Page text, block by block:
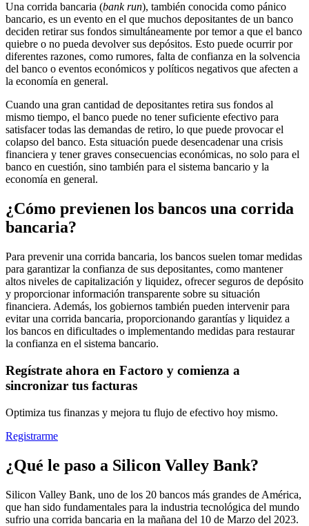
Una corrida bancaria (bank run), también conocida como pánico
bancario, es un evento en el que muchos depositantes de un banco
deciden retirar sus fondos simultáneamente por temor a que el banco
quiebre o no pueda devolver sus depósitos. Esto puede ocurrir por
diferentes razones, como rumores, falta de confianza en la solvencia
del banco o eventos económicos y políticos negativos que afecten a
la economía en general.
Cuando una gran cantidad de depositantes retira sus fondos al
mismo tiempo, el banco puede no tener suficiente efectivo para
satisfacer todas las demandas de retiro, lo que puede provocar el
colapso del banco. Esta situación puede desencadenar una crisis
financiera y tener graves consecuencias económicas, no solo para el
banco en cuestión, sino también para el sistema bancario y la
economía en general.
¿Cómo previenen los bancos una corrida
bancaria?
Para prevenir una corrida bancaria, los bancos suelen tomar medidas
para garantizar la confianza de sus depositantes, como mantener
altos niveles de capitalización y liquidez, ofrecer seguros de depósito
y proporcionar información transparente sobre su situación
financiera. Además, los gobiernos también pueden intervenir para
evitar una corrida bancaria, proporcionando garantías y liquidez a
los bancos en dificultades o implementando medidas para restaurar
la confianza en el sistema bancario.
Regístrate ahora en Factoro y comienza a
sincronizar tus facturas
Optimiza tus finanzas y mejora tu flujo de efectivo hoy mismo.
Registrarme
¿Qué le paso a Silicon Valley Bank?
Silicon Valley Bank, uno de los 20 bancos más grandes de América,
que han sido fundamentales para la industria tecnológica del mundo
sufrio una corrida bancaria en la mañana del 10 de Marzo del 2023.